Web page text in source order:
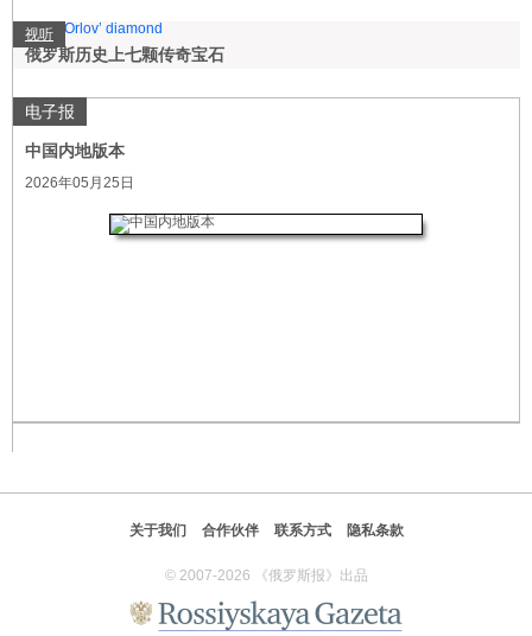
视听
俄罗斯历史上七颗传奇宝石
电子报
中国内地版本
2026年05月25日
关于我们 合作伙伴 联系方式 隐私条款
© 2007-2026 《俄罗斯报》出品